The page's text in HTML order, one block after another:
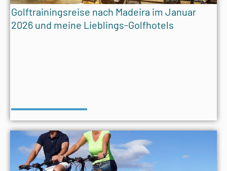
Golftrainingsreise nach Madeira im Januar
2026 und meine Lieblings-Golfhotels​